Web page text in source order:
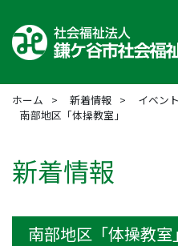
ホーム 新着情報
イベン
南部地区「体操教室」
新着情報
南部地区「体操教室」